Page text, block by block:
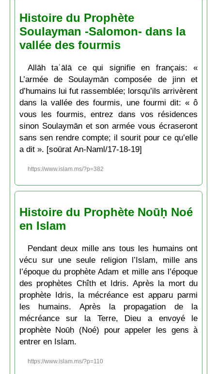
Histoire du Prophète
Soulayman -Salomon- dans la
vallée des fourmis
Allāh taʿālā ce qui signifie en français: «
L’armée de Soulaymān composée de jinn et
d’humains lui fut rassemblée; lorsqu’ils arrivèrent
dans la vallée des fourmis, une fourmi dit: « ô
vous les fourmis, entrez dans vos résidences
sinon Soulaymān et son armée vous écraseront
sans sen rendre compte; il sourit pour ce qu’elle
a dit ». [soūrat An-Naml/17-18-19]
https://www.islam.ms/?p=382
Histoire du Prophète Noūḥ Noé
en Islam
Pendant deux mille ans tous les humains ont
vécu sur une seule religion l’Islam, mille ans
l’époque du prophète Adam et mille ans l’époque
des prophètes Chîth et Idris. Après la mort du
prophète Idris, la mécréance est apparu parmi
les humains. Après la propagation de la
mécréance sur la Terre, Dieu a envoyé le
prophète Noūḥ (Noé) pour appeler les gens à
entrer en Islam.
https://www.islam.ms/?p=110